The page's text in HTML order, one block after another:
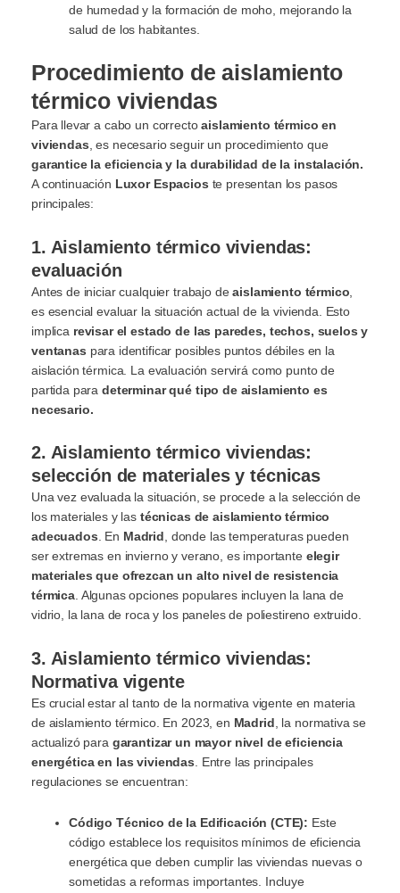
de humedad y la formación de moho, mejorando la
salud de los habitantes.
Procedimiento de aislamiento
térmico viviendas
Para llevar a cabo un correctoaislamiento térmico en
viviendas , es necesario seguir un procedimiento que
garantice la eficiencia y la durabilidad de la instalación.
A continuación Luxor Espacios te presentan los pasos
principales:
1. Aislamiento térmico viviendas:
evaluación
Antes de iniciar cualquier trabajo deaislamiento térmico
es esencial evaluar la situación actual de la vivienda. Esto
implica revisar el estado de las paredes, techos, suelos y
ventanas para identificar posibles puntos débiles en la
aislación térmica. La evaluación servirá como punto de
partida para determinar qué tipo de aislamiento es
necesario.
2. Aislamiento térmico viviendas:
selección de materiales y técnicas
Una vez evaluada la situación, se procede a la selección de
los materiales y las técnicas de aislamiento térmico
adecuados . En Madrid , donde las temperaturas pueden
ser extremas en invierno y verano, es importante elegir
materiales que ofrezcan un alto nivel de resistencia
térmica. Algunas opciones populares incluyen la lana de
vidrio, la lana de roca y los paneles de poliestireno extruido.
3. Aislamiento térmico viviendas:
Normativa vigente
Es crucial estar al tanto de la normativa vigente en materia
de aislamiento térmico. En 2023, en Madrid , la normativa se
actualizó para garantizar un mayor nivel de eficiencia
energética en las viviendas . Entre las principales
regulaciones se encuentran:
Código Técnico de la Edificación (CTE): Este
código establece los requisitos mínimos de eficiencia
energética que deben cumplir las viviendas nuevas o
sometidas a reformas importantes. Incluye